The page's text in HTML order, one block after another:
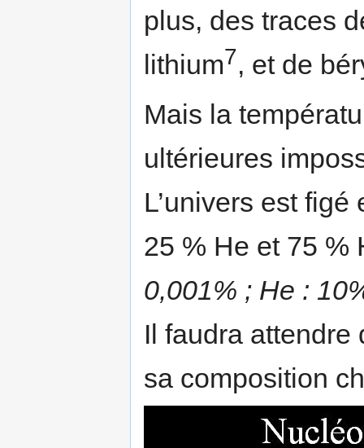
plus, des traces
lithium7, et de
­Mais la
ultérieures
­L’univers est
25 % He et 75 %
0,001% ; He :
­Il faudra attendre
sa composition